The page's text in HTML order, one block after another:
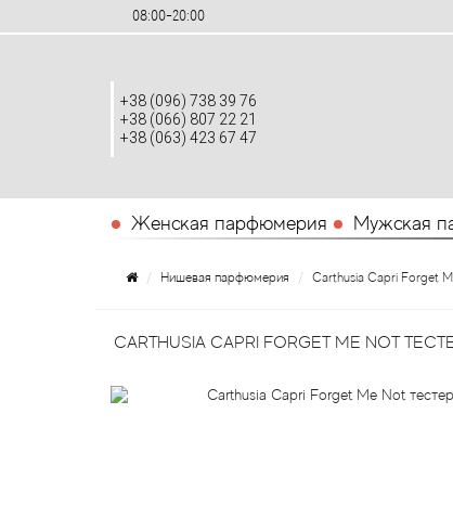
08:00-20:00
+38 (096) 738 39 76
+38 (066) 807 22 21
+38 (063) 423 67 47
Женская парфюмерия Мужская
Нишевая парфюмерия Carthusia Capri Forget
CARTHUSIA CAPRI FORGET ME NOT